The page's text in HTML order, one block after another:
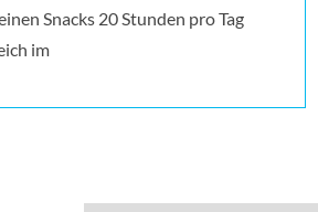
Snacks 20 Stunden pro Tag
im